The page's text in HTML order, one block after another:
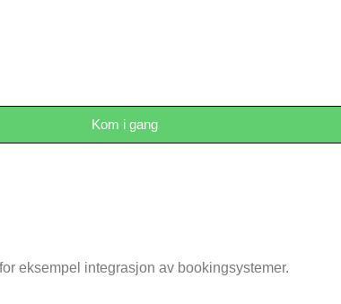
Kom i gang
eksempel integrasjon av bookingsystemer.